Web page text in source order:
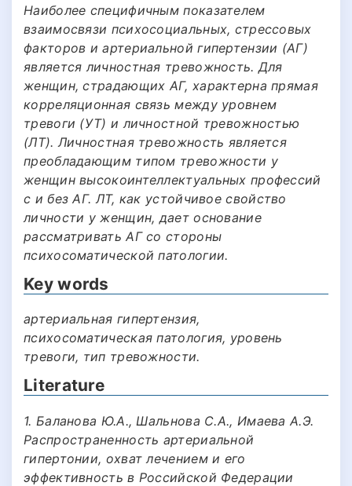
Наиболее специфичным показателем
взаимосвязи психосоциальных, стрессовых
факторов и артериальной гипертензии (АГ)
является личностная тревожность. Для
женщин, страдающих АГ, характерна прямая
корреляционная связь между уровнем
тревоги (УТ) и личностной тревожностью
(ЛТ). Личностная тревожность является
преобладающим типом тревожности у
женщин высокоинтеллектуальных профессий
с и без АГ. ЛТ, как устойчивое свойство
личности у женщин, дает основание
рассматривать АГ со стороны
психосоматической патологии.
Key words
артериальная гипертензия,
психосоматическая патология, уровень
тревоги, тип тревожности.
Literature
1. Баланова Ю.А., Шальнова С.А., Имаева А.Э.
Распространенность артериальной
гипертонии, охват лечением и его
эффективность в Российской Федерации